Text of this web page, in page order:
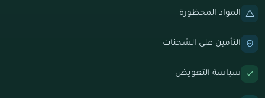
المواد المحظورة
التأمين على الشحنات
سياسة التعويض